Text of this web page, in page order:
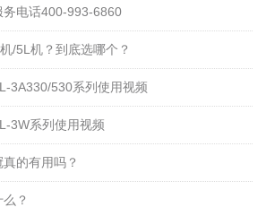
务电话400-993-6860
/5L机？到底选哪个？
3A330/530系列使用视频
3W系列使用视频
的有用吗？
？